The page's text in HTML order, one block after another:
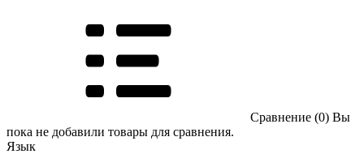
Сравнение (0) Вы
пока не добавили товары для сравнения.
Язык